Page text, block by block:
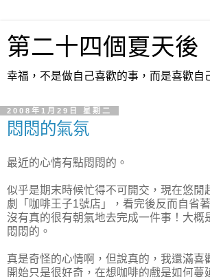
第二十四個夏天後
幸福，不是做自己喜歡的事，而是喜歡自
2008年1月29日 星期二
悶悶的氣氛
最近的心情有點悶悶的。
似乎是期末時候忙得不可開交，現在悠閒
劇「咖啡王子1號店」，看完後反而自省
沒有真的很有朝氣地去完成一件事！大概
悶悶的。
真是奇怪的心情啊，但說真的，我還滿喜
開始只是很好奇，在想咖啡的戲是如何蔓